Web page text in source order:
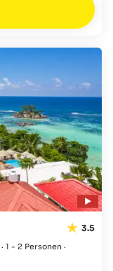
3.5
· 1 - 2 Personen ·